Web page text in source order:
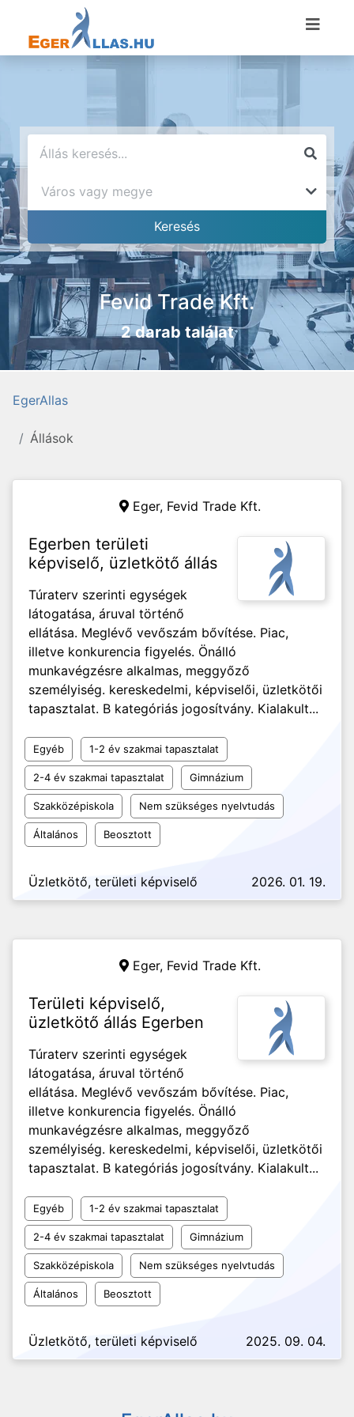
Fevid Trade Kft.
2 darab találat
EgerAllas
Állások
Eger, Fevid Trade Kft.
Egerben területi
képviselő, üzletkötő állás
Túraterv szerinti egységek
látogatása, áruval történő
ellátása. Meglévő vevőszám bővítése. Piac,
illetve konkurencia figyelés. Önálló
munkavégzésre alkalmas, meggyőző
személyiség. kereskedelmi, képviselői, üzletkötői
tapasztalat. B kategóriás jogosítvány. Kialakult...
Egyéb 1-2 év szakmai tapasztalat
2-4 év szakmai tapasztalat Gimnázium
Szakközépiskola Nem szükséges nyelvtudás
Általános Beosztott
Üzletkötő, területi képviselő 2026. 01. 19.
Eger, Fevid Trade Kft.
Területi képviselő,
üzletkötő állás Egerben
Túraterv szerinti egységek
látogatása, áruval történő
ellátása. Meglévő vevőszám bővítése. Piac,
illetve konkurencia figyelés. Önálló
munkavégzésre alkalmas, meggyőző
személyiség. kereskedelmi, képviselői, üzletkötői
tapasztalat. B kategóriás jogosítvány. Kialakult...
Egyéb 1-2 év szakmai tapasztalat
2-4 év szakmai tapasztalat Gimnázium
Szakközépiskola Nem szükséges nyelvtudás
Általános Beosztott
Üzletkötő, területi képviselő 2025. 09. 04.